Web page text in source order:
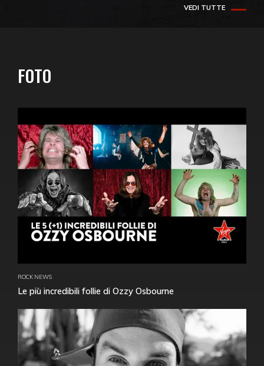
VEDI TUTTE
FOTO
ROCK NEWS
Le più incredibili follie di Ozzy Osbourne